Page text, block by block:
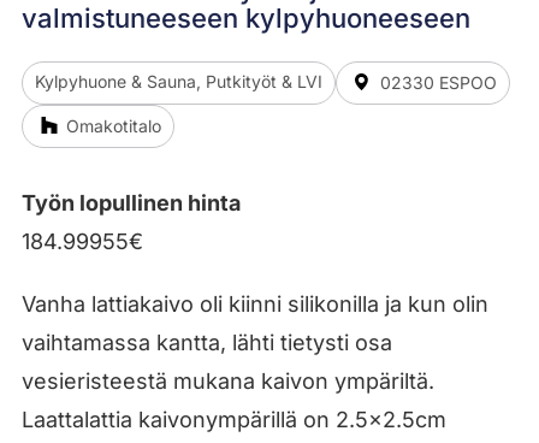
valmistuneeseen kylpyhuoneeseen
Kylpyhuone & Sauna, Putkityöt & LVI 02330 ESPOO
Omakotitalo
Työn lopullinen hinta
184.99955€
Vanha lattiakaivo oli kiinni silikonilla ja kun olin
vaihtamassa kantta, lähti tietysti osa
vesieristeestä mukana kaivon ympäriltä.
Laattalattia kaivonympärillä on 2.5x2.5cm